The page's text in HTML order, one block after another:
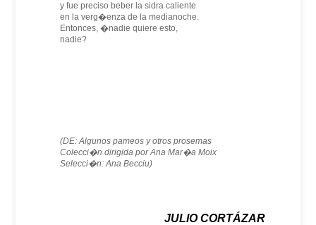
y fue preciso beber la sidra caliente
en la verg�enza de la medianoche.
Entonces, �nadie quiere esto,
nadie?
(DE: Algunos pameos y otros prosemas
Colecci�n dirigida por Ana Mar�a Moix
Selecci�n: Ana Becciu)
JULIO CORTÁZAR